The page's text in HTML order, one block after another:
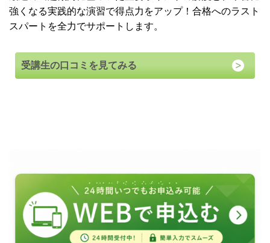
強くなる実践的な演習で得点力をアップ！合格へのラスト
スパートを全力でサポートします。
受講生の口コミを見てみる